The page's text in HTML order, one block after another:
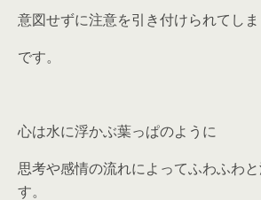
意図せずに注意を引き付けられてしま
です。
心は水に浮かぶ葉っぱのように
思考や感情の流れによってふわふわ
す。